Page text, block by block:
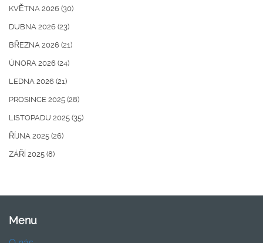
KVĚTNA 2026 (30)
DUBNA 2026 (23)
BŘEZNA 2026 (21)
ÚNORA 2026 (24)
LEDNA 2026 (21)
PROSINCE 2025 (28)
LISTOPADU 2025 (35)
ŘÍJNA 2025 (26)
ZÁŘÍ 2025 (8)
Menu